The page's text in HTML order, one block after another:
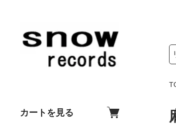
カートを見る